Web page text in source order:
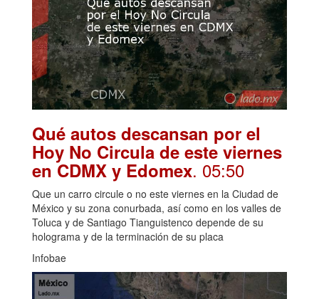
Qué autos descansan por el
Hoy No Circula de este viernes
en CDMX y Edomex. 05:50
Que un carro circule o no este viernes en la Ciudad de
México y su zona conurbada, así como en los valles de
Toluca y de Santiago Tianguistenco depende de su
holograma y de la terminación de su placa
Infobae